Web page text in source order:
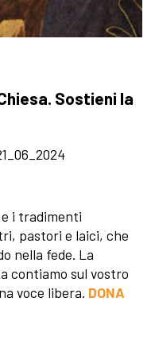
Sostieni la
i tradimenti
pastori e laici, che
nella fede. La
contiamo sul vostro
voce libera. DONA